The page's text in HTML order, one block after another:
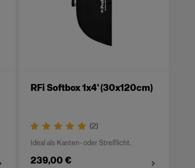
RFi Softbox 1x4' (30x120cm)
(2)
Ideal als Kanten- oder Streiflicht.
239,00 €